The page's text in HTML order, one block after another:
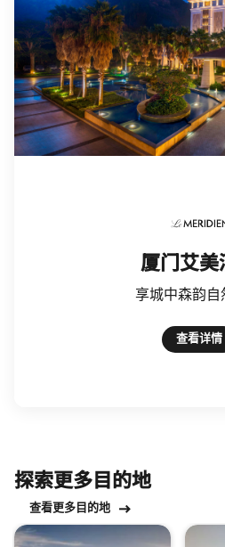
厦门艾美
享城中森韵自
查看详情
探索更多目的地
跳过 探索更多目的地 轮播 使用
查看更多目的地